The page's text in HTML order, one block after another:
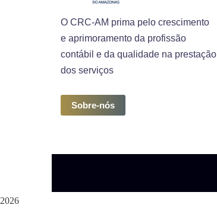
O CRC-AM prima pelo crescimento
e aprimoramento da profissão
contábil e da qualidade na prestação
dos serviços
Sobre-nós
2026